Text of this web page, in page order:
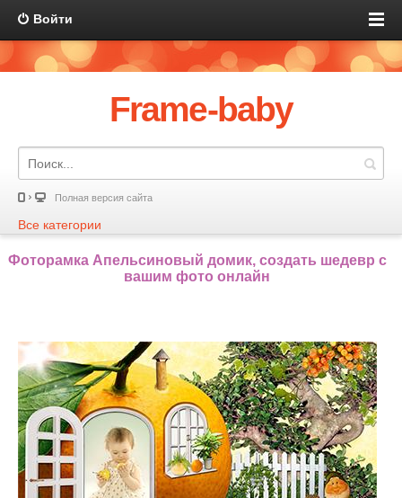
Войти
Frame-baby
Полная версия сайта
Все категории
Фоторамка Апельсиновый домик, создать шедевр с
вашим фото онлайн